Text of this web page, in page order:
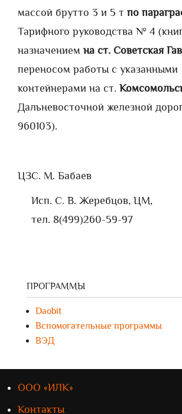
массой брутто 3 и 5 т по
Тарифного руководства № 4
назначением на ст. Советская
переносом работы с указанными
контейнерами на ст.
Дальневосточной железной
960103).
ЦЗС. М. Бабаев
Исп. С. В. Жеребцов, ЦМ,
тел. 8(499)260-59-97
ПРОГРАММЫ
Daobit
Вспомогательные программы
ВЭД
ООО «ИЛК»
Контакты